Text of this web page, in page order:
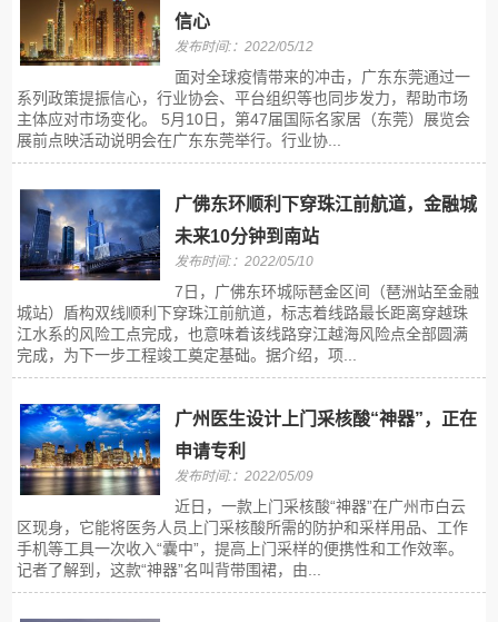
信心
发布时间:：2022/05/12
面对全球疫情带来的冲击，广东东莞通过一
系列政策提振信心，行业协会、平台组织等也同步发力，帮助市场
主体应对市场变化。 5月10日，第47届国际名家居（东莞）展览会
展前点映活动说明会在广东东莞举行。行业协...
广佛东环顺利下穿珠江前航道，金融城
未来10分钟到南站
发布时间:：2022/05/10
7日，广佛东环城际琶金区间（琶洲站至金融
城站）盾构双线顺利下穿珠江前航道，标志着线路最长距离穿越珠
江水系的风险工点完成，也意味着该线路穿江越海风险点全部圆满
完成，为下一步工程竣工奠定基础。据介绍，项...
广州医生设计上门采核酸“神器”，正在
申请专利
发布时间:：2022/05/09
近日，一款上门采核酸“神器”在广州市白云
区现身，它能将医务人员上门采核酸所需的防护和采样用品、工作
手机等工具一次收入“囊中”，提高上门采样的便携性和工作效率。
记者了解到，这款“神器”名叫背带围裙，由...